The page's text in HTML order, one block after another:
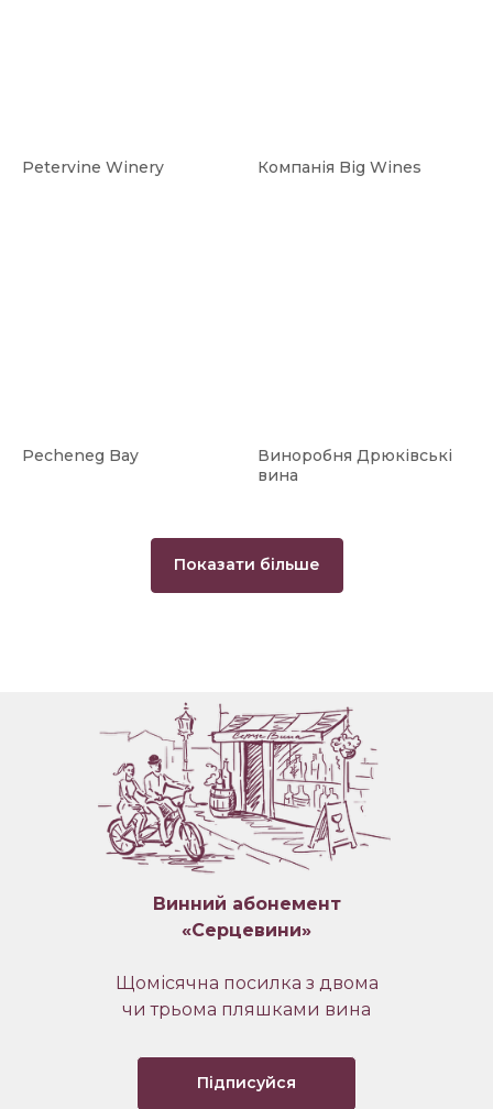
Petervine Winery Компанія Big Wines
Pecheneg Bay
Виноробня Дрюківські
вина
Показати більше
Винний абонемент
«Серцевини»
Щомісячна посилка з двома
чи трьома пляшками вина
Підписуйся